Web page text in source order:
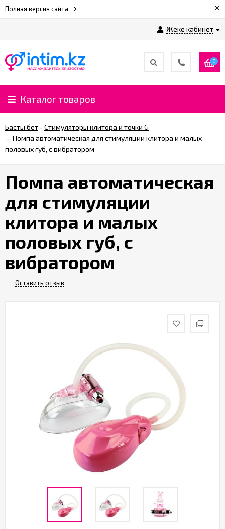
Полная версия сайта ×
Жеке кабинет
0
Каталог товаров
Басты бет -Стимуляторы клитора и точки G
- Помпа автоматическая для стимуляции клитора и малых
половых губ, с вибратором
Помпа автоматическая
для стимуляции
клитора и малых
половых губ, с
вибратором
Оставить отзыв